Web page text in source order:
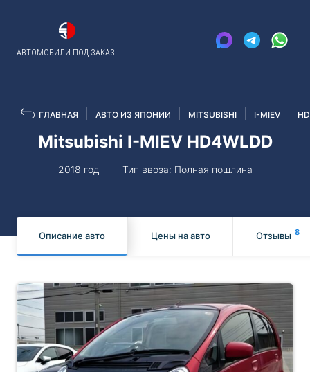
АВТОМОБИЛИ ПОД ЗАКАЗ
ГЛАВНАЯ АВТО ИЗ ЯПОНИИ MITSUBISHI I-MIEV
Mitsubishi I-MIEV HD4WLDD
2018 год Тип ввоза: Полная пошлина
Описание авто Цены на авто Отзывы 8